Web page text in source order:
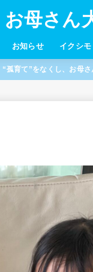
お母さん
お知らせ イクシモ
“孤育て”をなくし、お母